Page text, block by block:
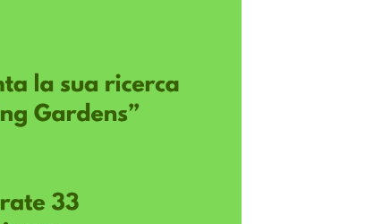
Meeting Gardens
del 2026. Meeting Gardens